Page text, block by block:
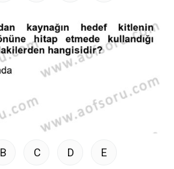
B C D E